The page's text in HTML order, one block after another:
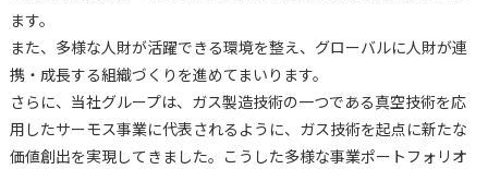
ます。
また、多様な人財が活躍できる環境を整え、グローバルに人財が連
携・成長する組織づくりを進めてまいります。
さらに、当社グループは、ガス製造技術の一つである真空技術を応
用したサーモス事業に代表されるように、ガス技術を起点に新たな
価値創出を実現してきました。こうした多様な事業ポートフォリオ